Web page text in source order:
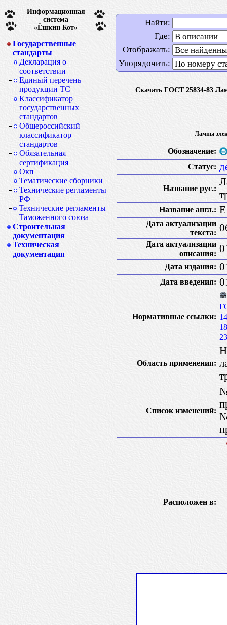
Информационная
система
«Ёшкин Кот»
Государственные
стандарты
Декларация о
соответствии
Единый перечень
продукции ТС
Классификатор
государственных
стандартов
Общероссийский
классификатор
стандартов
Обязательная
сертификация
Окп
Тематические сборники
Технические регламенты
РФ
Технические регламенты
Таможенного союза
Строительная
документация
Техническая
документация
Найти:
Где:
Отображать:
Упорядочить:
Скачать ГОСТ 25834-83
Лампы
Обозначение:
Статус:
Название рус.:
Название англ.:
Дата актуализации
текста:
Дата актуализации
описания:
Дата издания:
Дата введения:
Нормативные ссылки:
Область применения:
Список изменений:
Расположен в: